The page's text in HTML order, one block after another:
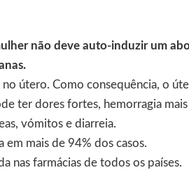
não deve auto-induzir um
no útero. Como consequência, o
ter dores fortes, hemorragia
vómitos e diarreia.
em mais de 94% dos casos.
nas farmácias de todos os países.